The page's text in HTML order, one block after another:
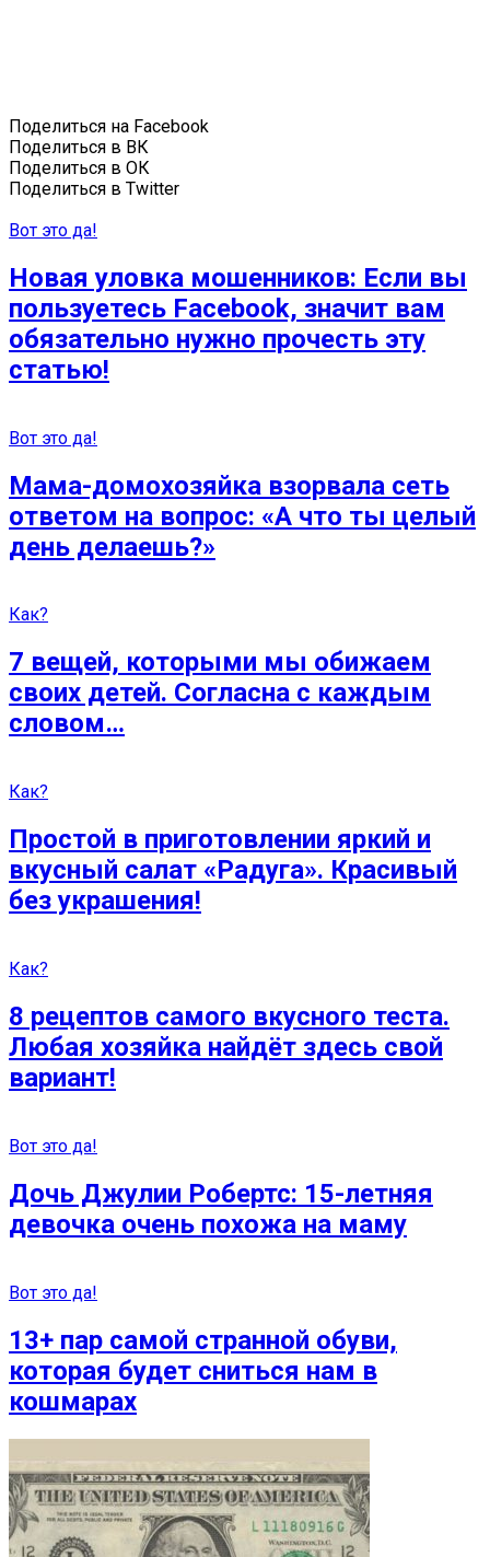
Поделиться на Facebook
Поделиться в ВК
Поделиться в ОК
Поделиться в Twitter
Вот это да!
Новая уловка мошенников: Если вы
пользуетесь Facebook, значит вам
обязательно нужно прочесть эту
статью!
Вот это да!
Мама-домохозяйка взорвала сеть
ответом на вопрос: «А что ты целый
день делаешь?»
Как?
7 вещей, которыми мы обижаем
своих детей. Согласна с каждым
словом…
Как?
Простой в приготовлении яркий и
вкусный салат «Радуга». Красивый
без украшения!
Как?
8 рецептов самого вкусного теста.
Любая хозяйка найдёт здесь свой
вариант!
Вот это да!
Дочь Джулии Робертс: 15-летняя
девочка очень похожа на маму
Вот это да!
13+ пар самой странной обуви,
которая будет сниться нам в
кошмарах